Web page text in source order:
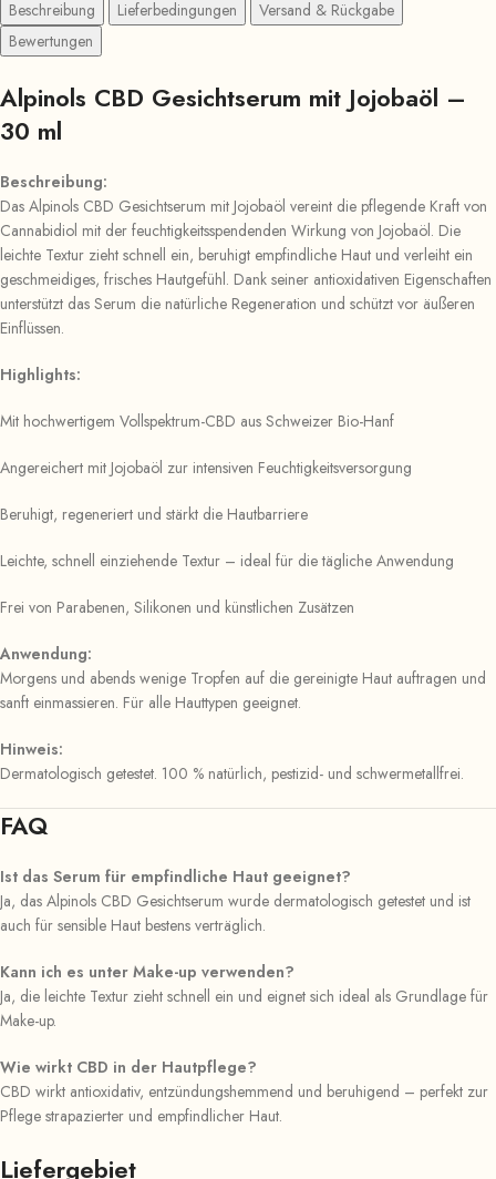
Beschreibung Lieferbedingungen
Versand & Rückgabe
Bewertungen
Alpinols CBD Gesichtserum mit Jojobaöl –
30 ml
Beschreibung:
Das Alpinols CBD Gesichtserum mit Jojobaöl vereint die pflegende Kraft von
Cannabidiol mit der feuchtigkeitsspendenden Wirkung von Jojobaöl. Die
leichte Textur zieht schnell ein, beruhigt empfindliche Haut und verleiht ein
geschmeidiges, frisches Hautgefühl. Dank seiner antioxidativen Eigenschaften
unterstützt das Serum die natürliche Regeneration und schützt vor äußeren
Einflüssen.
Highlights:
Mit hochwertigem Vollspektrum-CBD aus Schweizer Bio-Hanf
Angereichert mit Jojobaöl zur intensiven Feuchtigkeitsversorgung
Beruhigt, regeneriert und stärkt die Hautbarriere
Leichte, schnell einziehende Textur – ideal für die tägliche Anwendung
Frei von Parabenen, Silikonen und künstlichen Zusätzen
Anwendung:
Morgens und abends wenige Tropfen auf die gereinigte Haut auftragen und
sanft einmassieren. Für alle Hauttypen geeignet.
Hinweis:
Dermatologisch getestet. 100 % natürlich, pestizid- und schwermetallfrei.
FAQ
Ist das Serum für empfindliche Haut geeignet?
Ja, das Alpinols CBD Gesichtserum wurde dermatologisch getestet und ist
auch für sensible Haut bestens verträglich.
Kann ich es unter Make-up verwenden?
Ja, die leichte Textur zieht schnell ein und eignet sich ideal als Grundlage für
Make-up.
Wie wirkt CBD in der Hautpflege?
CBD wirkt antioxidativ, entzündungshemmend und beruhigend – perfekt zur
Pflege strapazierter und empfindlicher Haut.
Liefergebiet